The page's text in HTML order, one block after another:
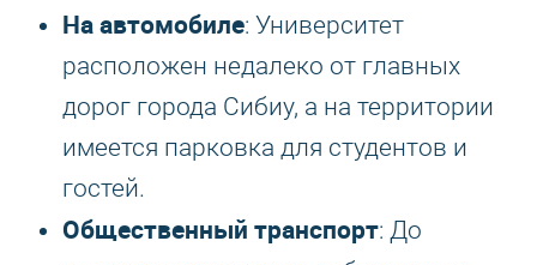
На автомобиле: Университет
расположен недалеко от главных
дорог города Сибиу, а на территории
имеется парковка для студентов и
гостей.
Общественный транспорт: До